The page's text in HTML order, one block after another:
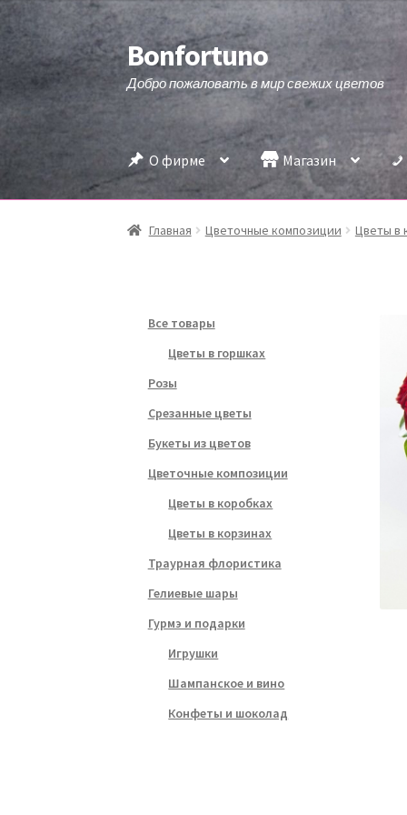
Перейти
к
навигации
Перейти
к
содержимому
Bonfortuno
Добро пожаловать в мир свежих цветов
О фирме Магазин
Главная Цветочные композиции Цветы в
Все товары
Цветы в горшках
Розы
Срезанные цветы
Букеты из цветов
Цветочные композиции
Цветы в коробках
Цветы в корзинах
Траурная флористика
Гелиевые шары
Гурмэ и подарки
Игрушки
Шампанское и вино
Конфеты и шоколад